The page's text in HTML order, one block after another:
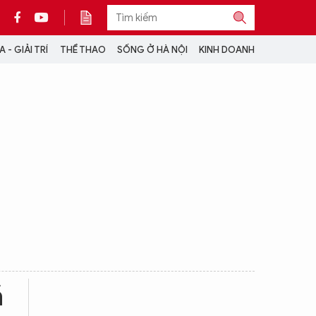
- GIẢI TRÍ THỂ THAO SỐNG Ở HÀ NỘI KINH DOANH